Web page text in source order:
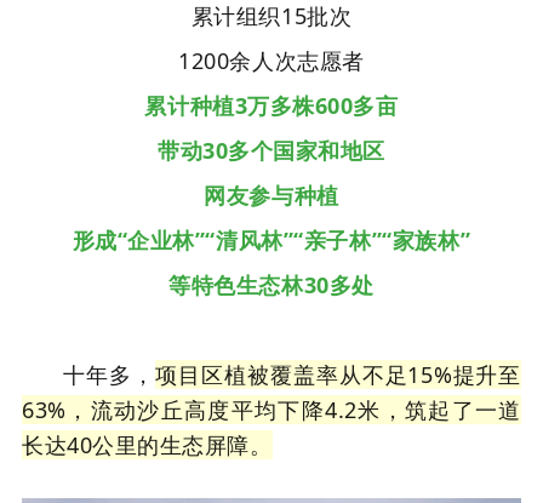
累计组织15批次
1200余人次志愿者
累计种植3万多株600多亩
带动30多个国家和地区
网友参与种植
形成“企业林”“清风林”“亲子林”“家族林”
等特色生态林30多处
十年多， 项目区植被覆盖率从不足15%提升至
63%，流动沙丘高度平均下降4.2米，筑起了一道
长达40公里的生态屏障。